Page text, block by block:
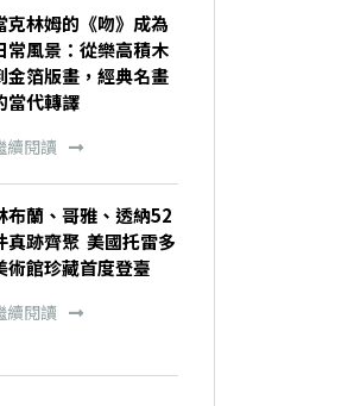
克林姆的《吻》成為
常風景：從樂高積木
金箔版畫，經典名畫
當代轉譯
續閱讀
布蘭、哥雅、透納52
真跡齊聚 美國托雷多
術館珍藏首度登臺
續閱讀